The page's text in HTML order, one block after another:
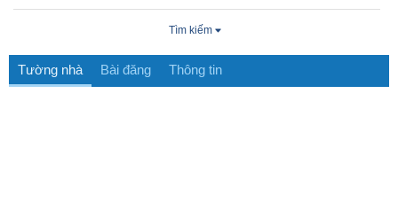
Tìm kiếm
Tường nhà Bài đăng Thông tin